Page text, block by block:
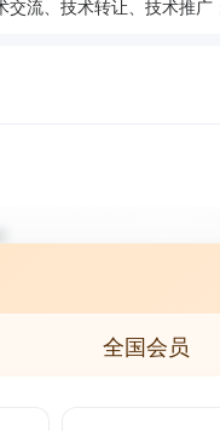
全国会员